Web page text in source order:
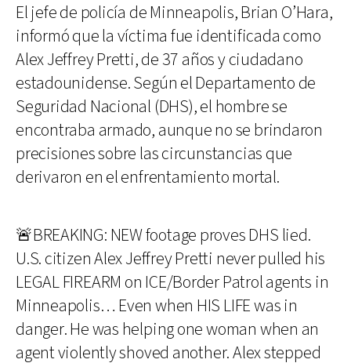
El jefe de policía de Minneapolis, Brian O’Hara,
informó que la víctima fue identificada como
Alex Jeffrey Pretti, de 37 años y ciudadano
estadounidense. Según el Departamento de
Seguridad Nacional (DHS), el hombre se
encontraba armado, aunque no se brindaron
precisiones sobre las circunstancias que
derivaron en el enfrentamiento mortal.
🚨BREAKING: NEW footage proves DHS lied.
U.S. citizen Alex Jeffrey Pretti never pulled his
LEGAL FIREARM on ICE/Border Patrol agents in
Minneapolis… Even when HIS LIFE was in
danger. He was helping one woman when an
agent violently shoved another. Alex stepped